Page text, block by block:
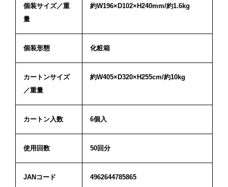
個装サイズ／重
量
約W196×D102×H240mm/約1.6kg
個装形態 化粧箱
カートンサイズ
／重量
約W405×D320×H255cm/約10kg
カートン入数 6個入
使用回数 50回分
JANコード 4962644785865